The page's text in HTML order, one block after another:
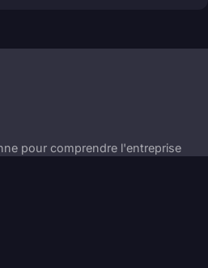
pour comprendre l'entreprise